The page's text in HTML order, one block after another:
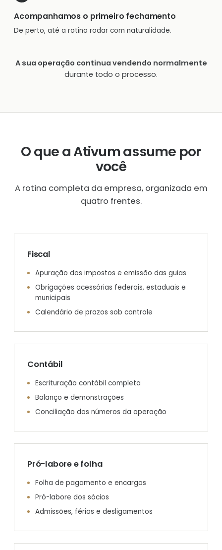
Acompanhamos o primeiro fechamento
De perto, até a rotina rodar com naturalidade.
A sua operação continua vendendo normalmente
durante todo o processo.
O que a Ativum assume por
você
A rotina completa da empresa, organizada em
quatro frentes.
Fiscal
Apuração dos impostos e emissão das guias
Obrigações acessórias federais, estaduais e
municipais
Calendário de prazos sob controle
Contábil
Escrituração contábil completa
Balanço e demonstrações
Conciliação dos números da operação
Pró-labore e folha
Folha de pagamento e encargos
Pró-labore dos sócios
Admissões, férias e desligamentos